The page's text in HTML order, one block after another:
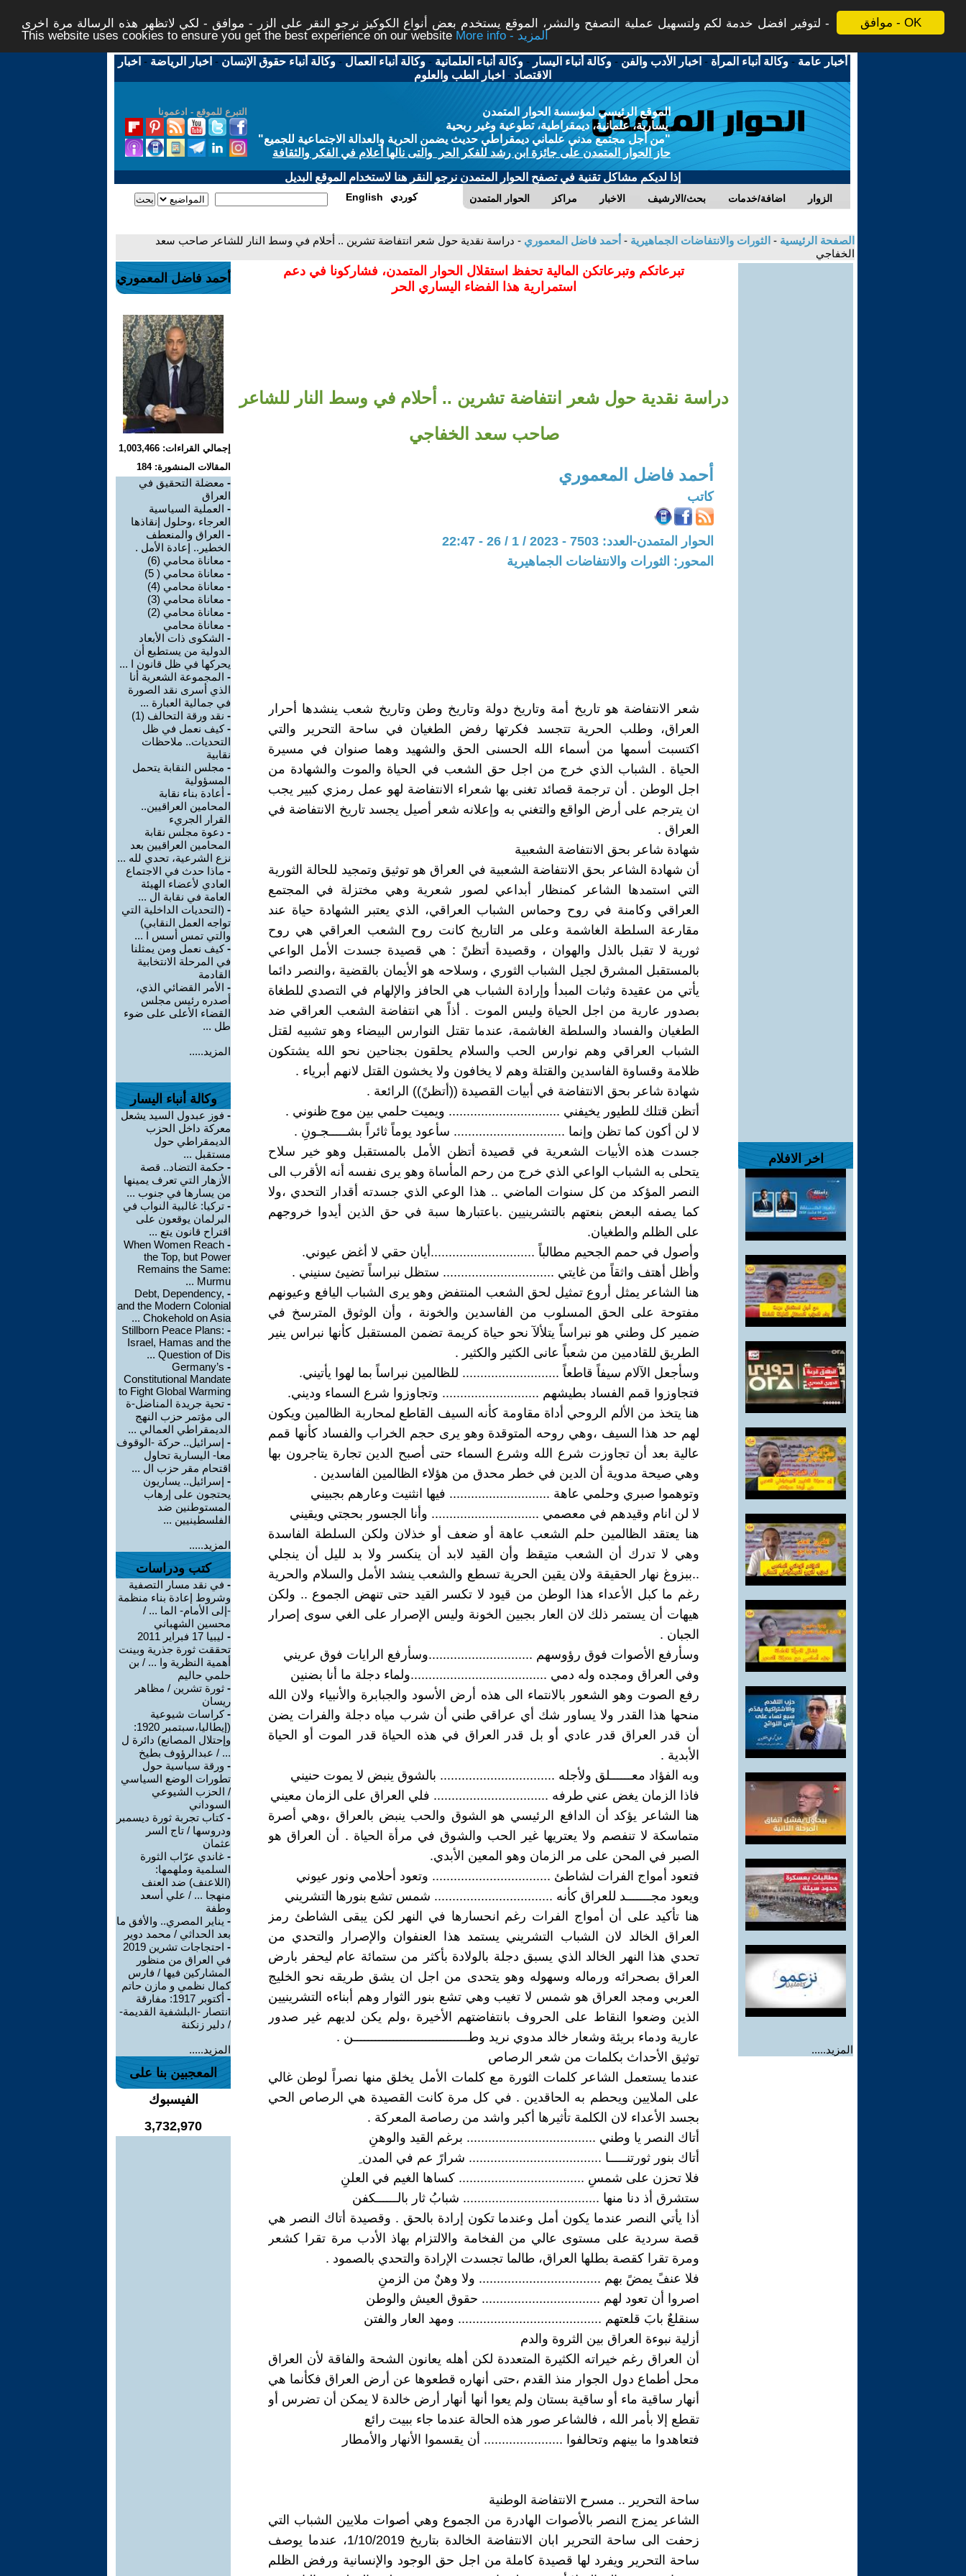
موافق - OK
لتوفير افضل خدمة لكم ولتسهيل عملية التصفح والنشر، الموقع يستخدم بعض أنواع الكوكيز نرجو النقر على الزر - موافق - لكي لاتظهر هذه الرسالة مرة اخرى -
This website uses cookies to ensure you get the best experience on our website
More info - المزيد
أخبار عامة -وكالة أنباء المرأة - اخبار الأدب والفن -وكالة أنباء اليسار -وكالة أنباء العلمانية -وكالة أنباء العمال -وكالة أنباء حقوق الإنسان - اخبار الرياضة - اخبار
الاقتصاد - اخبار الطب والعلوم
التبرع للموقع - ادعمونا
الموقع الرئيسي لمؤسسة الحوار المتمدن
يسارية، علمانية، ديمقراطية، تطوعية وغير ربحية
"من أجل مجتمع مدني علماني ديمقراطي حديث يضمن الحرية والعدالة الاجتماعية للجميع"
حاز الحوار المتمدن على جائزة ابن رشد للفكر الحر والتى نالها أعلام في الفكر والثقافة
إذا لديكم مشاكل تقنية في تصفح الحوار المتمدن نرجو النقر هنا لاستخدام الموقع البديل
الحوار المتمدن مراكز الاخبار بحث/الارشيف اضافة/خدمات الزوار English كوردي
الصفحة الرئيسية - الثورات والانتفاضات الجماهيرية - أحمد فاضل المعموري - دراسة نقدية حول شعر انتفاضة تشرين .. أحلام في وسط النار للشاعر صاحب سعد
الخفاجي
اخر الافلام
المزيد.....
تبرعاتكم وتبرعاتكن المالية تحفظ استقلال الحوار المتمدن، فشاركونا في دعم
استمرارية هذا الفضاء اليساري الحر
دراسة نقدية حول شعر انتفاضة تشرين .. أحلام في وسط النار للشاعر
صاحب سعد الخفاجي
أحمد فاضل المعموري
كاتب
الحوار المتمدن-العدد: 7503 - 2023 / 1 / 26 - 22:47
المحور: الثورات والانتفاضات الجماهيرية
شعر الانتفاضة هو تاريخ أمة وتاريخ دولة وتاريخ وطن وتاريخ شعب ينشدها أحرار
العراق، وطلب الحرية تتجسد فكرتها رفض الطغيان في ساحة التحرير والتي
اكتسبت أسمها من أسماء الله الحسنى الحق والشهيد وهما صنوان في مسيرة
الحياة . الشباب الذي خرج من اجل حق الشعب في الحياة والموت والشهادة من
اجل الوطن . أن ترجمة قصائد تغنى بها شعراء الانتفاضة لهو عمل رمزي كبير يجب
ان يترجم على أرض الواقع والتغني به وإعلانه شعر أصيل يجسد تاريخ الانتفاضة في
العراق .
شهادة شاعر بحق الانتفاضة الشعبية
أن شهادة الشاعر بحق الانتفاضة الشعبية في العراق هو توثيق وتمجيد للحالة الثورية
التي استمدها الشاعر كمنظار أبداعي لصور شعرية وهي مختزلة في المجتمع
العراقي وكامنة في روح وحماس الشباب العراقي، الذي يعتبر الشهادة حياة عند
مقارعة السلطة الغاشمة وعلى مر التاريخ كانت روح الشعب العراقي هي روح
ثورية لا تقبل بالذل والهوان ، وقصيدة أتظنً : هي قصيدة جسدت الأمل الواعي
بالمستقبل المشرق لجيل الشباب الثوري ، وسلاحه هو الأيمان بالقضية ،والنصر دائما
يأتي من عقيدة وثبات المبدأ وإرادة الشباب هي الحافز والإلهام في التصدي للطغاة
بصدور عارية من اجل الحياة وليس الموت . أذاً هي انتفاضة الشعب العراقي ضد
الطغيان والفساد والسلطة الغاشمة، عندما تقتل النوارس البيضاء وهو تشبيه لقتل
الشباب العراقي وهم نوارس الحب والسلام يحلقون بجناحين نحو الله يشتكون
ظلامة وقساوة الفاسدين والقتلة وهم لا يخافون ولا يخشون القتل لانهم أبرياء .
شهادة شاعر بحق الانتفاضة في أبيات القصيدة ((أتظنً)) الرائعة .
أتظن قتلك للطيور يخيفني ............................... ويميت حلمي بين موج ظنوني .
لا لن أكون كما تظن وإنما ............................... سأعود يوماً ثائراً بشـــــجـونِ .
جسدت هذه الأبيات الشعرية في قصيدة أتظن الأمل بالمستقبل وهو خير سلاح
يتحلى به الشباب الواعي الذي خرج من رحم المأساة وهو يرى نفسه أنه الأقرب الى
النصر المؤكد من كل سنوات الماضي .. هذا الوعي الذي جسدته أقدار التحدي ،ولا
كما يصفه البعض بنعتهم بالتشرينيين .باعتبارها سبة في حق الذين أيدوا خروجهم
على الظلم والطغيان.
وأصول في حمم الجحيم مطالباً .............................أيان حقي لا أغض عيوني.
وأظل أهتف واثقاً من غايتي ............................... ستظل نبراساً تضيئ سنيني .
هنا الشاعر يمثل أروع تمثيل لحق الشعب المنتفض وهو يرى الشباب اليافع وعيونهم
مفتوحة على الحق المسلوب من الفاسدين والخونة ، وأن الوثوق المترسخ في
ضمير كل وطني هو نبراساً يتلألآ نحو حياة كريمة تضمن المستقبل كأنها نبراس ينير
الطريق للقادمين من شعباً عانى الكثير والكثير .
وسأجعل الآلام سيفاً قاطعاً ........................... للظالمين نبراساً بما لهوا يأتيني.
فتجاوزوا قمم الفساد بطيشهم ........................... وتجاوزوا شرع السماء وديني.
هنا يتخذ من الألم الروحي أداة مقاومة كأنه السيف القاطع لمحاربة الظالمين ويكون
لهم حد هذا السيف ،وهي روحه المتوقدة وهو يرى حجم الخراب والفساد كأنها قمم
عالية بعد أن تجاوزت شرع الله وشرع السماء حتى أصبح الدين تجارة يتاجرون بها
وهي صيحة مدوية أن الدين في خطر محدق من هؤلاء الظالمين الفاسدين .
وتوهموا صبري وحلمي عاهة ............................ فيها انثنيت وعارهم بجبيني
لا لن انام وقيدهم في معصمي .............................. وأنا الجسور بحجتي ويقيني
هنا يعتقد الظالمين حلم الشعب عاهة أو ضعف أو خذلان ولكن السلطة الفاسدة
وهي لا تدرك أن الشعب متيقظ وأن القيد لابد أن ينكسر ولا بد لليل أن ينجلي
..ببزوغ نهار الحقيقة ولان يقين الحرية تسطع والشعب ينشد الأمل والسلام والحرية
رغم ما كبل الأعداء هذا الوطن من قيود لا تكسر القيد حتى تنهض الجموع .. ولكن
هيهات أن يستمر ذلك لان العار بجبين الخونة وليس الإصرار على الغي سوى إصرار
الجبان .
وسأرفع الأصوات فوق رؤوسهم .............................وسأرفع الرايات فوق عريني
وفي العراق ومجده وله دمي ......................................ولماء دجلة ما أنا بضنين
رفع الصوت وهو الشعور بالانتماء الى هذه أرض الأسود والجبابرة والأنبياء ولان الله
منحها هذا القدر ولا يساور شك أي عراقي طني أن شرب مياه دجلة والفرات يضن
أن قدر العراق قدر عادي أو بل قدر العراق في هذه الحياة قدر الموت أو الحياة
الأبدية .
وبه الفؤاد معــــــلق ولأجله ................................ بالشوق ينبض لا يموت حنيني
فاذا الزمان يغض عني طرفه ................................ فلي العراق على الزمان معيني
هنا الشاعر يؤكد أن الدافع الرئيسي هو الشوق والحب ينبض بالعراق ،وهي أصرة
متماسكة لا تنفصم ولا يعتريها غير الحب والشوق في مرأة الحياة . أن العراق هو
الصبر في المحن على مر الزمان وهو المعين الأبدي.
فتعود أمواج الفرات لشاطئ ................................. وتعود أحلامي ونور عيوني
ويعود مجـــــــد للعراق كأنه ................................. شمس تشع بنورها التشريني
هنا تأكيد على أن أمواج الفرات رغم انحسارها في النهر لكن يبقى الشاطئ رمز
العراق الخالد لان الشباب التشريني يستمد هذا العنفوان والإصرار والتحدي من
تحدي هذا النهر الخالد الذي يسبق دجلة بالولادة بأكثر من ستمائة عام ليحفر بارض
العراق بصحرائه ورماله وسهوله وهو يتحدى من اجل ان يشق طريقه نحو الخليج
العربي ومجد العراق هو شمس لا تغيب وهي تشع بنور الثوار وهم أبناءه التشرينيين
الذين وضعوا النقاط على الحروف بانتفاضتهم الأخيرة ،ولم يكن لديهم غير صدور
عارية ودماء بريئة وشعار خالد مدوي نريد وطــــــــــــــــــــــــــــــــن .
توثيق الأحداث بكلمات من شعر الرصاص
عندما يستعمل الشاعر كلمات الثورة مع كلمات الأمل يخلق منها نصراً لوطن غالي
على الملايين ويحطم به الحاقدين . في كل مرة كانت القصيدة هي الرصاص الحي
بجسد الأعداء لان الكلمة تأثيرها أكبر واشد من رصاصة المعركة .
أتاك النصر يا وطني .................................... برغم القيد والوهنِ
أتاك بنور ثورتنـــــا ..................................... شرارً عم في المدن ِ
فلا تحزن على شمسِ ................................... كساها الغيم في العلنِ
ستشرق أذ دنا منها ...................................... شبابُ ثار بالــــــكفن
أذا يأتي النصر عندما يكون أمل وعندما تكون إرادة بالحق . وقصيدة أتاك النصر هي
قصة سردية على مستوى عالي من الفخامة والالتزام بهاذ الأدب مرة تقرا كشعر
ومرة تقرا كقصة بطلها العراق، طالما تجسدت الإرادة والتحدي بالصمود .
فلا عنفً يمضً بهم .................................. ولا وهنٌ من الزمنِ
اصروا أن تعود لهم ................................. حقوق العيش والوطن
سنقلعٌ بابَ قلعتهم ........................................ ومهد العار والفتن
أزلية نبوءة العراق بين الثروة والدم
أن العراق رغم خيراته الكثيرة المتعددة لكن أهله يعانون الشحة والفاقة لأن العراق
محل أطماع دول الجوار منذ القدم ،حتى أنهاره قطعوها عن أرض العراق فكأنما هي
أنهار ساقية ماء أو ساقية بستان ولم يعوا أنها أنهار أرض خالدة لا يمكن أن تضرس أو
تقطع إلا بأمر الله ، فالشاعر صور هذه الحالة عندما جاء ببيت رائع
فتعاهدوا ما بينهم وتحالفوا ...................... أن يقسموا الأنهار والأمطار
ساحة التحرير .. مسرح الانتفاضة الوطنية
الشاعر يمزج النصر بالأصوات الهادرة من الجموع وهي أصوات ملايين الشباب التي
زحفت الى ساحة التحرير ابان الانتفاضة الخالدة بتاريخ 1/10/2019، عندما يوصف
ساحة التحرير ويفرد لها قصيدة كاملة من اجل حق الوجود والإنسانية ورفض الظلم
أحمد فاضل المعموري
إجمالي القراءات: 1,003,466
المقالات المنشورة: 184
- معضلة التحقيق في
العراق
- العملية السياسية
العرجاء ،وحلول إنقاذها
- العراق والمنعطف
الخطير.. إعادة الأمل .
- معاناة محامي (6)
- معاناة محامي ( 5)
- معاناة محامي (4)
- معاناة محامي (3)
- معاناة محامي (2)
- معاناة محامي
- الشكوى ذات الأبعاد
الدولية من يستطيع أن
يحركها في ظل قانون ا ...
- المجموعة الشعرية أنا
الذي أسرى نقد الصورة
في جمالية العبارة ...
- نقد ورقة التحالف (1)
-كيف نعمل في ظل
التحديات.. ملاحظات
نقابية
- مجلس النقابة يتحمل
المسؤولية
- أعادة بناء نقابة
المحامين العراقيين..
القرار الجريء
- دعوة مجلس نقابة
المحامين العراقيين بعد
نزع الشرعية، تحدي لله ...
- ماذا حدث في الاجتماع
العادي لأعضاء الهيئة
العامة في نقابة ال ...
- (التحديات الداخلية التي
تواجه العمل النقابي)
والتي تمس أسس ا ...
-كيف نعمل ومن يمثلنا
في المرحلة الانتخابية
القادمة
- الأمر القضائي الذي،
أصدره رئيس مجلس
القضاء الأعلى على ضوء
طل ...
المزيد.....
وكالة أنباء اليسار
- فوز عبدول السيد يشعل
معركة داخل الحزب
الديمقراطي حول
مستقبل ...
- حكمة التضاد.. قصة
الأزهار التي تعرف يمينها
من يسارها في جنوب ...
- تركيا: غالبية النواب في
البرلمان يوقعون على
اقتراح قانون يتع ...
-
When Women Reach
the Top, but Power
Remains the Same:
Murmu ...
-
Debt, Dependency,
and the Modern Colonial
Chokehold on Asia ...
-
Stillborn Peace Plans:
Israel, Hamas and the
Question of Dis ...
-
Germany’s
Constitutional Mandate
to Fight Global Warming
- تحية جريدة المناضل-ة
الى مؤتمر حزب النهج
الديمقراطي العمالي ...
- إسرائيل.. حركة -الوقوف
معا- اليسارية تحاول
اقتحام مقر حزب ال ...
- إسرائيل.. يساريون
يحتجون على إرهاب
المستوطنين ضد
الفلسطينيين ...
المزيد.....
كتب ودراسات
- في نقد مسار التصفية
وشروط إعادة بناء منظمة
-إلى الأمام- الما ... /
محسين الشهباني
-
ليبيا 17 فبراير 2011
تحققت ثورة جذرية وبينت
أهمية النظرية وا ... / بن
حلمي حاليم
- ثورة تشرين / مظاهر
ريسان
-كراسات شيوعية
(إيطاليا،سبتمبر 1920:
وإحتلال المصانع) دائرة ل
... / عبدالرؤوف بطيخ
- ورقة سياسية حول
تطورات الوضع السياسي
/ الحزب الشيوعي
السوداني
-كتاب تجربة ثورة ديسمبر
ودروسها / تاج السر
عثمان
- غاندي عرّاب الثورة
السلمية وملهمها:
(اللاعنف) ضد العنف
منهجا ... / علي أسعد
وطفة
- يناير المصري.. والأفق ما
بعد الحداثي / محمد دوير
-
احتجاجات تشرين 2019
في العراق من منظور
المشاركين فيها / فارس
كمال نظمي و مازن حاتم
-
أكتوبر 1917: مفارقة
انتصار -البلشفية القديمة-
/ دلير زنكنة
المزيد.....
المعجبين بنا على
الفيسبوك
3,732,970